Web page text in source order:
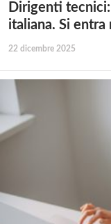
Dirigenti
italiana. Si
22 dicembre 2025